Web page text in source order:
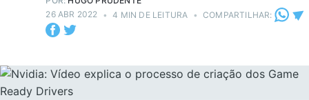
26 ABR 2022 • 4 MIN DE LEITURA • COMPARTILHAR: